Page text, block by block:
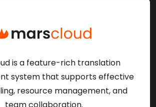
is a feature-rich translation
system that supports effective
resource management, and